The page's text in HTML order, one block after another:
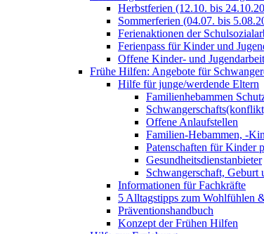
Herbstferien (12.10. bis
Sommerferien (04.07. bis
Ferienaktionen der
Ferienpass für Kinder und
Offene Kinder- und Jugendarbeit
Frühe Hilfen: Angebote für
Hilfe für junge/werdende Eltern
Familienhebammen
Offene Anlaufstellen
Familien-Hebammen, -
Patenschaften für Kinder
Gesundheitsdienstanbieter
Schwangerschaft, Geburt
Informationen für Fachkräfte
5 Alltagstipps zum Wohlfühlen
Präventionshandbuch
Konzept der Frühen Hilfen